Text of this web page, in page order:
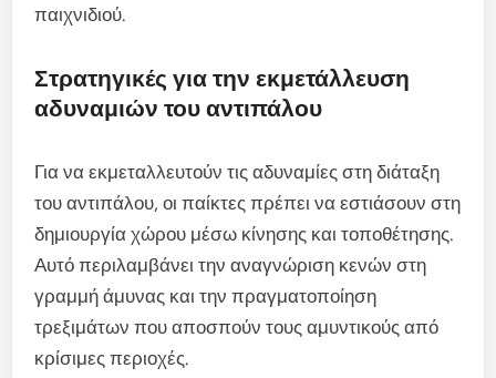
παιχνιδιού.
Στρατηγικές για την εκμετάλλευση
αδυναμιών του αντιπάλου
Για να εκμεταλλευτούν τις αδυναμίες στη διάταξη
του αντιπάλου, οι παίκτες πρέπει να εστιάσουν στη
δημιουργία χώρου μέσω κίνησης και τοποθέτησης.
Αυτό περιλαμβάνει την αναγνώριση κενών στη
γραμμή άμυνας και την πραγματοποίηση
τρεξιμάτων που αποσπούν τους αμυντικούς από
κρίσιμες περιοχές.